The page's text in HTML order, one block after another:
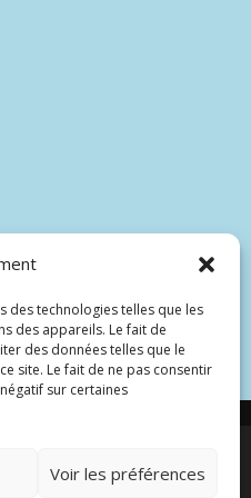
des technologies telles que les
des appareils. Le fait de
des données telles que le
site. Le fait de ne pas consentir
sur certaines
Voir les préférences